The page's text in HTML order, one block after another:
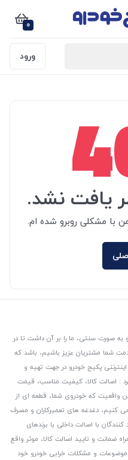
0
ورود
یافت نشد.
مشکلی روبرو شده ام.
به صورت سنتی، ما را بر آن داشت تا در
شما مشتریان عزیز باشیم، باشد که
پکیج خودرو در جهت تهیه و
: اصالت کالا، کیفیت مناسب، قیمت
واقعیت که خودروی شما، قطعه ای از
کنیم، دغدغه های تعمیرکاران و مصرف
با اصالت داخلی با برندهای
و تایید اصالت کالا، موثر واقع
و مشکلات خرابی خودرو خود